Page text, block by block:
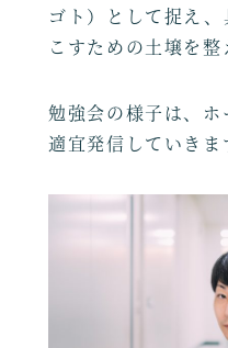
ゴト）として捉え
こすための土壌を整
勉強会の様子は、
適宜発信していきま